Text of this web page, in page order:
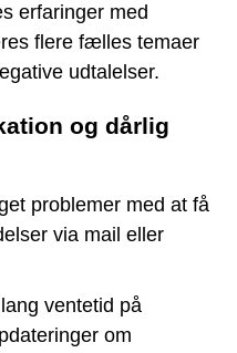
erfaringer med
flere fælles temaer
udtalelser.
og dårlig
problemer med at få
via mail eller
ventetid på
om